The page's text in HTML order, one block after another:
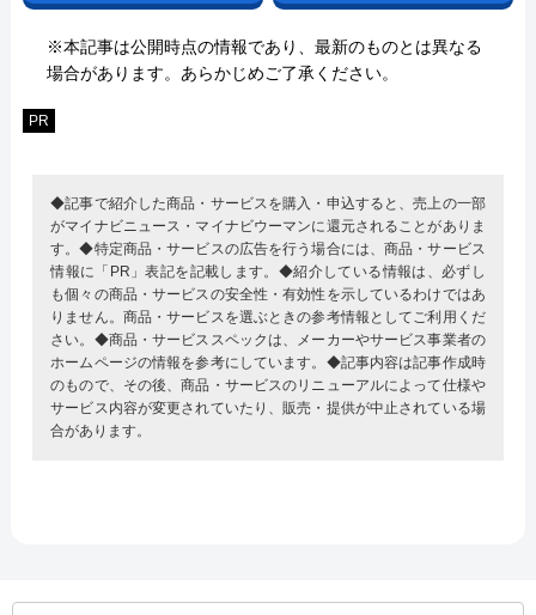
※本記事は公開時点の情報であり、最新のものとは異なる
場合があります。あらかじめご了承ください。
PR
◆記事で紹介した商品・サービスを購入・申込すると、売上の一部
がマイナビニュース・マイナビウーマンに還元されることがありま
す。◆特定商品・サービスの広告を行う場合には、商品・サービス
情報に「PR」表記を記載します。◆紹介している情報は、必ずし
も個々の商品・サービスの安全性・有効性を示しているわけではあ
りません。商品・サービスを選ぶときの参考情報としてご利用くだ
さい。◆商品・サービススペックは、メーカーやサービス事業者の
ホームページの情報を参考にしています。◆記事内容は記事作成時
のもので、その後、商品・サービスのリニューアルによって仕様や
サービス内容が変更されていたり、販売・提供が中止されている場
合があります。